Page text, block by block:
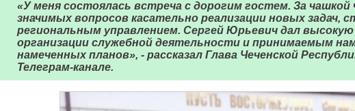
«У меня состоялась встреча с дорогим гостем. За чашкой
значимых вопросов касательно реализации новых задач,
региональным управлением. Сергей Юрьевич дал
организации служебной деятельности и принимаемым
намеченных планов», - рассказал Глава Чеченской
Телеграм-канале.